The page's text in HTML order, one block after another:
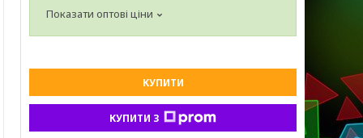
Показати оптові ціни
КУПИТИ
КУПИТИ З